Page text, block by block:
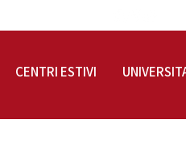
CENTRI ESTIVI